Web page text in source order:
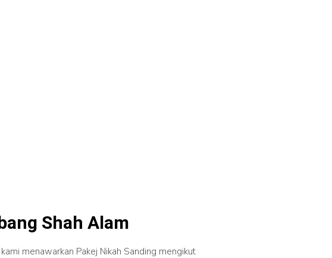
Shah Alam
menawarkan Pakej Nikah Sanding mengikut